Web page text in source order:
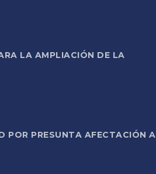
LA AMPLIACIÓN DE LA
POR PRESUNTA AFECTACIÓN A